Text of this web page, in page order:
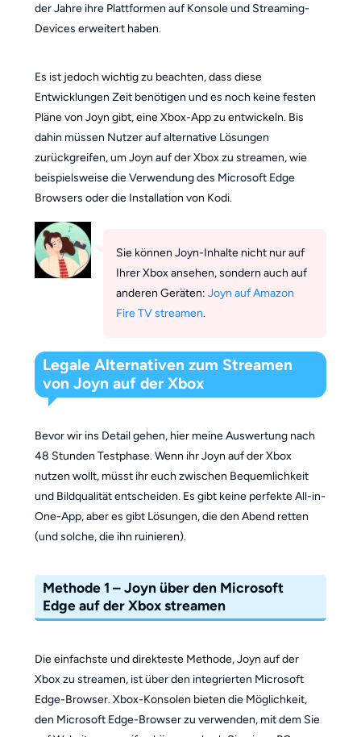
der Jahre ihre Plattformen auf Konsole und Streaming-
Devices erweitert haben.
Es ist jedoch wichtig zu beachten, dass diese
Entwicklungen Zeit benötigen und es noch keine festen
Pläne von Joyn gibt, eine Xbox-App zu entwickeln. Bis
dahin müssen Nutzer auf alternative Lösungen
zurückgreifen, um Joyn auf der Xbox zu streamen, wie
beispielsweise die Verwendung des Microsoft Edge
Browsers oder die Installation von Kodi.
Sie können Joyn-Inhalte nicht nur auf
Ihrer Xbox ansehen, sondern auch auf
anderen Geräten:Joyn auf Amazon
Fire TV streamen.
Legale Alternativen zum Streamen
von Joyn auf der Xbox
Bevor wir ins Detail gehen, hier meine Auswertung nach
48 Stunden Testphase. Wenn ihr Joyn auf der Xbox
nutzen wollt, müsst ihr euch zwischen Bequemlichkeit
und Bildqualität entscheiden. Es gibt keine perfekte All-in-
One-App, aber es gibt Lösungen, die den Abend retten
(und solche, die ihn ruinieren).
Methode 1 – Joyn über den Microsoft
Edge auf der Xbox streamen
Die einfachste und direkteste Methode, Joyn auf der
Xbox zu streamen, ist über den integrierten Microsoft
Edge-Browser. Xbox-Konsolen bieten die Möglichkeit,
den Microsoft Edge-Browser zu verwenden, mit dem Sie